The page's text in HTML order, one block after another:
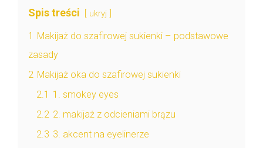
Spis treści ukryj
1
Makijaż do szafirowej sukienki – podstawowe
zasady
2 Makijaż oka do szafirowej sukienki
2.1 1. smokey eyes
2.2 2. makijaż z odcieniami brązu
2.3 3. akcent na eyelinerze